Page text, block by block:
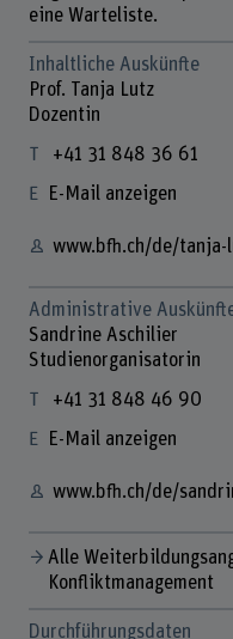
eine Warteliste.
Inhaltliche Auskünfte
Prof. Tanja Lutz
Dozentin
+41 31 848 36 61
E-Mail anzeigen
www.bfh.ch/de/tanja-
Administrative
Sandrine Aschilier
Studienorganisatorin
+41 31 848 46 90
E-Mail anzeigen
www.bfh.ch/de/
Alle
Konfliktmanagement
Durchführungsdaten